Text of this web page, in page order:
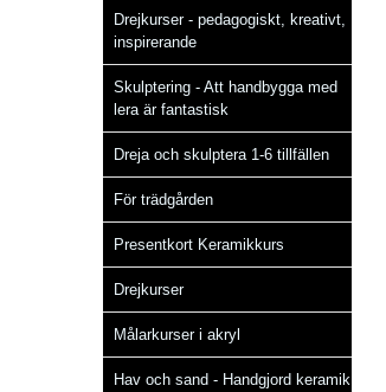
Drejkurser - pedagogiskt, kreativt,
inspirerande
Skulptering - Att handbygga med
lera är fantastisk
Dreja och skulptera 1-6 tillfällen
För trädgården
Presentkort Keramikkurs
Drejkurser
Målarkurser i akryl
Hav och sand - Handgjord keramik